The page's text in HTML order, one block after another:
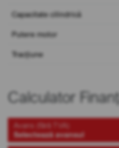
Capacitate cilindrică
Putere motor
Tracțiune
Calculator
Avans (fără TVA)
Selectează avansul